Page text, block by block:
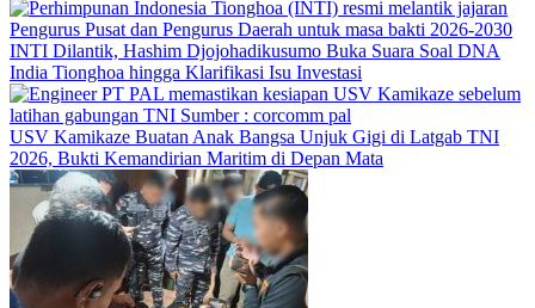
INTI Dilantik, Hashim Djojohadikusumo Buka Suara Soal DNA
India Tionghoa hingga Klarifikasi Isu Investasi
USV Kamikaze Buatan Anak Bangsa Unjuk Gigi di Latgab TNI
2026, Bukti Kemandirian Maritim di Depan Mata